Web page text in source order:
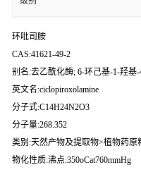
环吡司胺
CAS:41621-49-2
别名:去乙酰化酶; 6-环己基-1-羟基
英文名:ciclopiroxolamine
分子式:C14H24N2O3
分子量:268.352
类别:天然产物及提取物>植物药原
物化性质:沸点:350oCat760mmHg